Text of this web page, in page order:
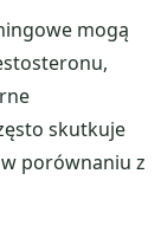
mogą
skutkuje
porównaniu z